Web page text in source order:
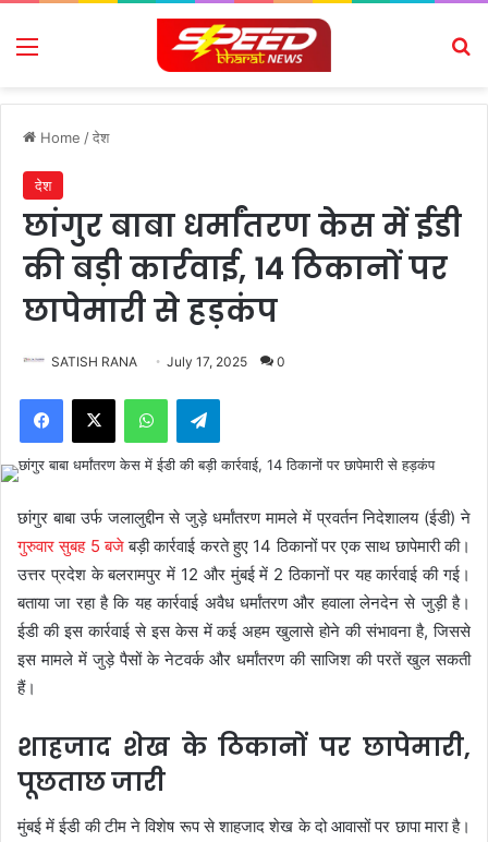
Menu
Home /देश
देश
छांगुर बाबा धर्मांतरण केस में ईडी
की बड़ी कार्रवाई, 14 ठिकानों पर
छापेमारी से हड़कंप
SATISH RANA July 17, 2025 0
Facebook
X WhatsAppTelegram
छांगुर बाबा उर्फ जलालुद्दीन से जुड़े धर्मांतरण मामले में प्रवर्तन निदेशालय (ईडी) ने
गुरुवार सुबह 5 बजेबड़ी कार्रवाई करते हुए 14 ठिकानों पर एक साथ छापेमारी की।
उत्तर प्रदेश के बलरामपुर में 12 और मुंबई में 2 ठिकानों पर यह कार्रवाई की गई।
बताया जा रहा है कि यह कार्रवाई अवैध धर्मांतरण और हवाला लेनदेन से जुड़ी है।
ईडी की इस कार्रवाई से इस केस में कई अहम खुलासे होने की संभावना है, जिससे
इस मामले में जुड़े पैसों के नेटवर्क और धर्मांतरण की साजिश की परतें खुल सकती
हैं।
शाहजाद शेख के ठिकानों पर छापेमारी,
पूछताछ जारी
मुंबई में ईडी की टीम ने विशेष रूप से शाहजाद शेख के दो आवासों पर छापा मारा है।